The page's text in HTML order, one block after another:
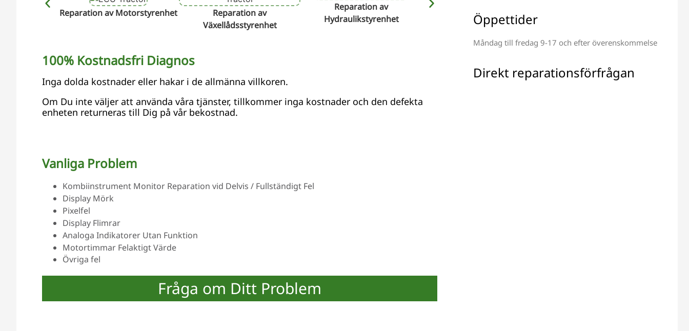
Reparation av Motorstyrenhet
Reparation av
Växellådsstyrenhet
Reparation av
Hydraulikstyrenhet
Reparation av Terminal och
Display
100% Kostnadsfri Diagnos
Inga dolda kostnader eller hakar i de allmänna villkoren.
Om Du inte väljer att använda våra tjänster, tillkommer inga kostnader och den defekta
enheten returneras till Dig på vår bekostnad.
Vanliga Problem
Kombiinstrument Monitor Reparation vid Delvis / Fullständigt Fel
Display Mörk
Pixelfel
Display Flimrar
Analoga Indikatorer Utan Funktion
Motortimmar Felaktigt Värde
Övriga fel
Fråga om Ditt Problem
Öppettider
Måndag till fredag 9-17 och efter överenskommelse
Direkt reparationsförfrågan